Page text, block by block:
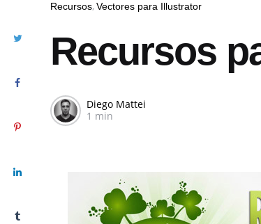
Recursos Vectores para Illustrator
Recursos
Diego Mattei
1 min